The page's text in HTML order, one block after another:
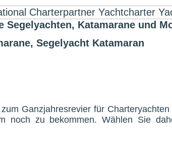
Segelyachten, Katamarane und
Segelyacht Katamaran
Ganzjahresrevier für
noch zu bekommen. Wählen Sie